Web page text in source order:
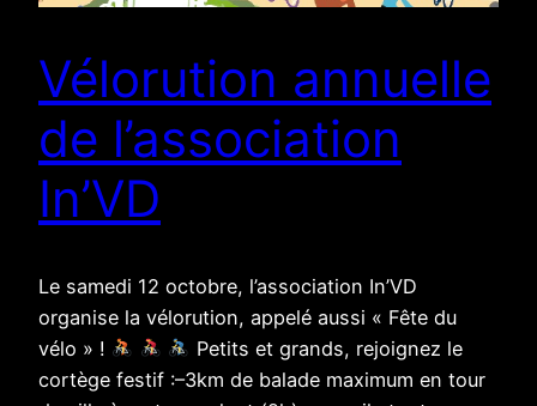
Vélorution annuelle
de l’association
In’VD
Le samedi 12 octobre, l’association In’VD
organise la vélorution, appelé aussi « Fête du
vélo » !
Petits et grands, rejoignez le
cortège festif :–3km de balade maximum en tour